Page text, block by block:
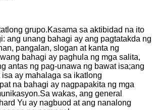
grupo.Kasama sa aktibidad na ito
ang unang bahagi ay ang pagtatakda ng
pangalan, slogan at kanta ng
bahagi ay paghula ng mga salita,
antas ng pag-unawa ng bawat isa;ang
ay mahalaga sa ikatlong
na bahagi ay nagpapakita ng mga
wakas, ang general
Yu ay nagbuod at ang nanalong